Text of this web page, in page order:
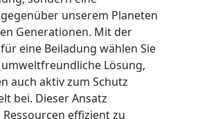
unserem Planeten
Generationen. Mit der
eine Beiladung wählen Sie
Lösung,
auch aktiv zum Schutz
bei. Dieser Ansatz
effizient zu